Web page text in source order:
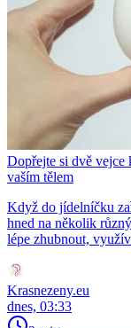
Dopřejte si dvě vejce
vaším tělem
Když do jídelníčku
hned na několik
lépe zhubnout,
Krasnezeny.eu
dnes, 03:33